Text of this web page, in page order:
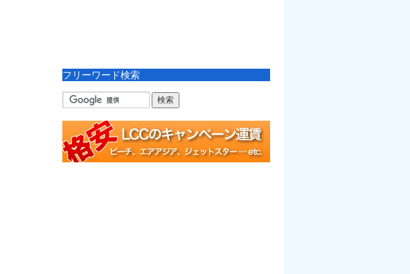
フリーワード検索